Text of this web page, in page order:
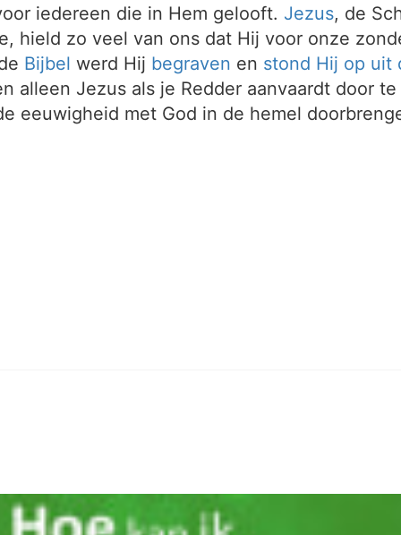
iedereen die in Hem gelooft. Jezus, de
hield zo veel van ons dat Hij voor onze
Bijbel werd Hij begraven en stond Hij op uit
alleen Jezus als je Redder aanvaardt door te
eeuwigheid met God in de hemel